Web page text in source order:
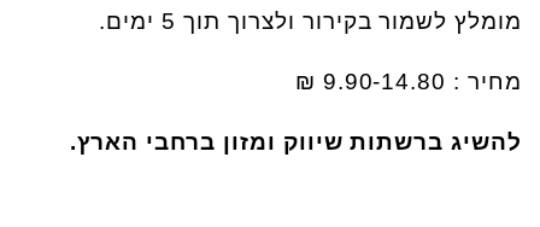
מומלץ לשמור בקירור ולצרוך תוך 5 ימים.
מחיר : 9.90-14.80 ₪
להשיג ברשתות שיווק ומזון ברחבי הארץ.